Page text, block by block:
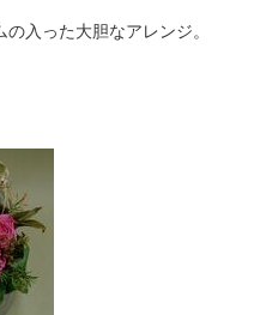
入った大胆なアレンジ。